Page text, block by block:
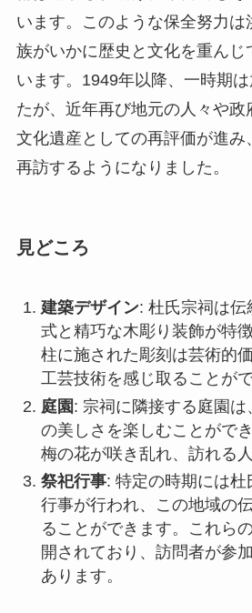
再訪するようになりました。
見どころ
建築デザイン : 杜氏宗祠は
式と精巧な木彫り装飾が特
庭園: 宗祠に隣接する庭園は
梅の花が咲き乱れ、訪れる
祭祀行事: 特定の時期には
行事が行われ、この地域の
ることができます。これら
開されており、訪問者が参
あります。
アクセス
洪家落瓦杜氏宗祠へは、婁底